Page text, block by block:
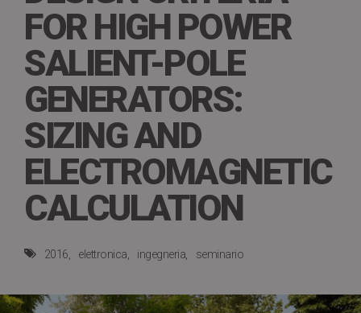
FOR HIGH POWER
SALIENT-POLE
GENERATORS:
SIZING AND
ELECTROMAGNETIC
CALCULATION
2016 elettronica ingegneria seminario